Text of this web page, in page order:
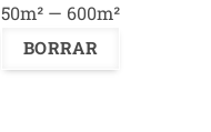
50m² — 600m²